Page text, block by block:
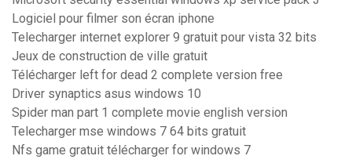
Logiciel pour filmer son écran iphone
Telecharger internet explorer 9 gratuit pour vista 32 bits
Jeux de construction de ville gratuit
Télécharger left for dead 2 complete version free
Driver synaptics asus windows 10
Spider man part 1 complete movie english version
Telecharger mse windows 7 64 bits gratuit
Nfs game gratuit télécharger for windows 7